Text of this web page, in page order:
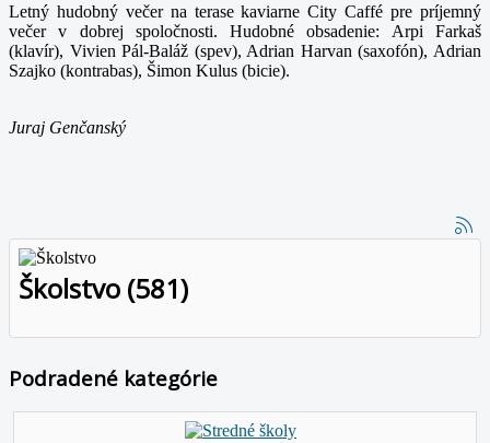
Letný hudobný večer na terase kaviarne City Caffé pre príjemný
večer v dobrej spoločnosti. Hudobné obsadenie: Arpi Farkaš
(klavír), Vivien Pál-Baláž (spev), Adrian Harvan (saxofón), Adrian
Szajko (kontrabas), Šimon Kulus (bicie).
Juraj Genčanský
Školstvo (581)
Podradené kategórie